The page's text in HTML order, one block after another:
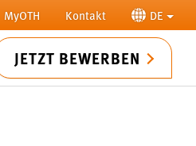
MyOTH Kontakt DE
JETZT BEWERBEN